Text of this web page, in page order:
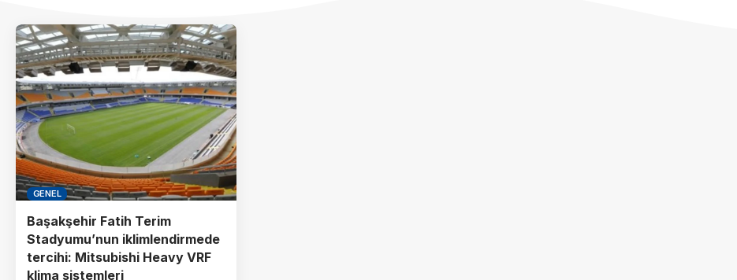
GENEL
Başakşehir Fatih Terim
Stadyumu’nun iklimlendirmede
tercihi: Mitsubishi Heavy VRF
klima sistemleri